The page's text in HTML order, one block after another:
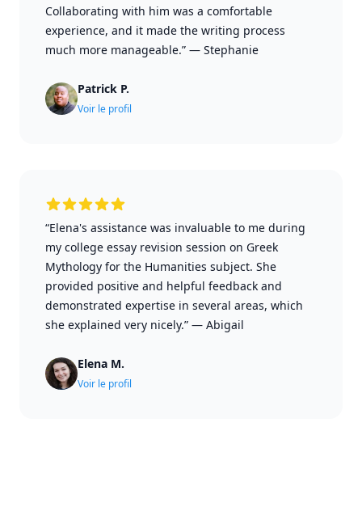
Collaborating with him was a comfortable
experience, and it made the writing process
much more manageable.” — Stephanie
Patrick P.
Voir le profil
“Elena's assistance was invaluable to me during
my college essay revision session on Greek
Mythology for the Humanities subject. She
provided positive and helpful feedback and
demonstrated expertise in several areas, which
she explained very nicely.” — Abigail
Elena M.
Voir le profil